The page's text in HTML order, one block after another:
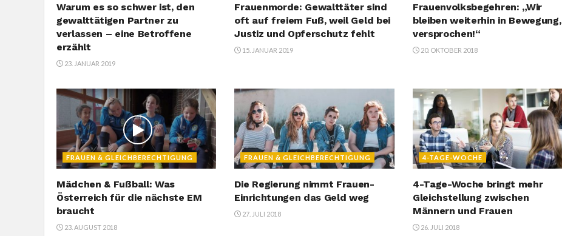
Warum es so schwer ist, den
gewalttätigen Partner zu
verlassen – eine Betroffene
erzählt
23. JANUAR 2019
Frauenmorde: Gewalttäter sind
oft auf freiem Fuß, weil Geld bei
Justiz und Opferschutz fehlt
15. JANUAR 2019
Frauenvolksbegehren: „Wir
bleiben weiterhin in Bewegung,
versprochen!“
20. OKTOBER 2018
FRAUEN & GLEICHBERECHTIGUNG
Mädchen & Fußball: Was
Österreich für die nächste EM
braucht
23. AUGUST 2018
FRAUEN & GLEICHBERECHTIGUNG
Die Regierung nimmt Frauen-
Einrichtungen das Geld weg
27. JULI 2018
4-TAGE-WOCHE
4-Tage-Woche bringt mehr
Gleichstellung zwischen
Männern und Frauen
26. JULI 2018